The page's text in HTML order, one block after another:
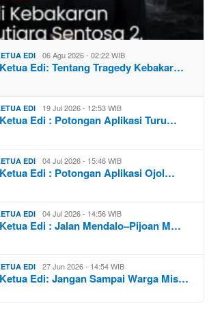
EDI 06 Agu 2026 - 02:22 WIB
Edi: Tentang Tragedy Kebakar…
EDI 19 Jul 2026 - 12:53 WIB
Edi : Potongan Aplikasi Turu…
EDI 04 Jul 2026 - 15:46 WIB
Edi : Potongan Aplikasi Ojol…
EDI 04 Jul 2026 - 14:56 WIB
Edi : Jalan Mendalo–Pijoan M…
EDI 27 Jun 2026 - 14:54 WIB
Edi: Jangan Sampai Warga Mis…